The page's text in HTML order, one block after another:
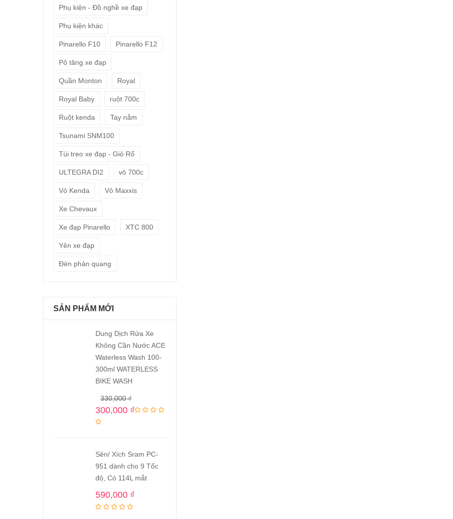
Phụ kiện - Đồ nghề xe đạp
Phụ kiện khác
Pinarello F10 Pinarello F12
Pô tăng xe đạp
Quần Monton Royal
Royal Baby ruột 700c
Ruột kenda Tay nắm
Tsunami SNM100
Túi treo xe đạp - Giỏ Rổ
ULTEGRA DI2 vỏ 700c
Vỏ Kenda Vỏ Maxxis
Xe Chevaux
Xe đạp Pinarello XTC 800
Yên xe đạp
Đèn phản quang
SẢN PHẨM MỚI
Dung Dịch Rửa Xe
Không Cần Nước ACE
Waterless Wash 100-
300ml WATERLESS
BIKE WASH
330,000₫
300,000 ₫
Sên/ Xích Sram PC-
951 dành cho 9 Tốc
độ, Có 114L mắt
590,000 ₫